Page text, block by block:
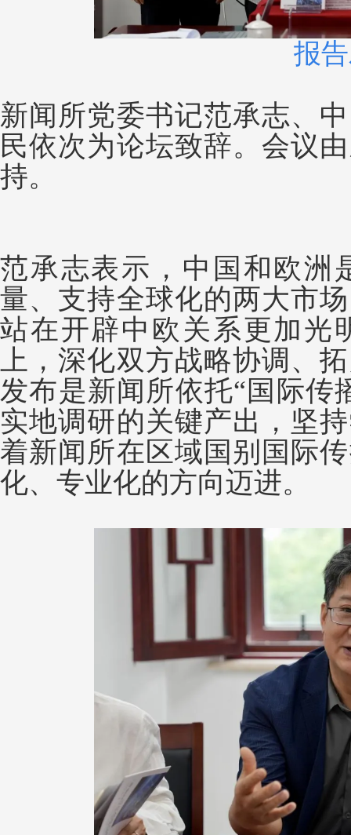
报
新闻所党委书记范承志、
民依次为论坛致辞。会议
持。
范承志表示，中国和欧洲
量、支持全球化的两大市
站在开辟中欧关系更加光
上，深化双方战略协调、
发布是新闻所依托“国际传
实地调研的关键产出，坚
着新闻所在区域国别国际
化、专业化的方向迈进。